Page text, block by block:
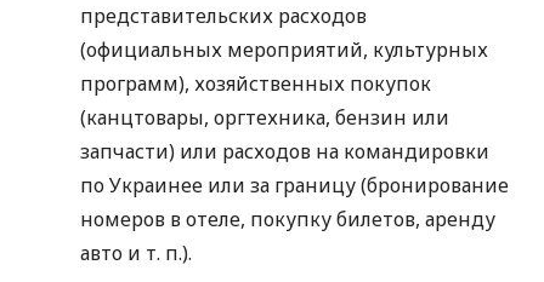
представительских расходов
(официальных мероприятий, культурных
программ), хозяйственных покупок
(канцтовары, оргтехника, бензин или
запчасти) или расходов на командировки
по Украинее или за границу (бронирование
номеров в отеле, покупку билетов, аренду
авто и т. п.).